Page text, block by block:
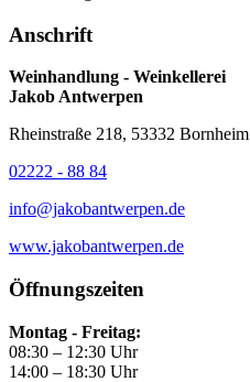
Anschrift
Weinhandlung - Weinkellerei
Jakob Antwerpen
Rheinstraße 218, 53332 Bornheim
02222 - 88 84
info@jakobantwerpen.de
www.jakobantwerpen.de
Öffnungszeiten
Montag - Freitag:
08:30 – 12:30 Uhr
14:00 – 18:30 Uhr